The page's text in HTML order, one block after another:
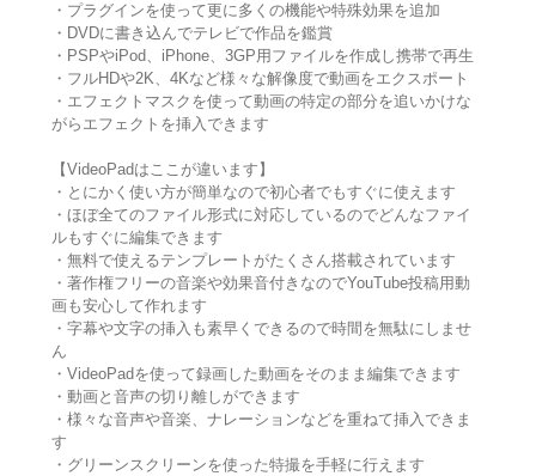
・プラグインを使って更に多くの機能や特殊効果を追加
・DVDに書き込んでテレビで作品を鑑賞
・PSPやiPod、iPhone、3GP用ファイルを作成し携帯で再生
・フルHDや2K、4Kなど様々な解像度で動画をエクスポート
・エフェクトマスクを使って動画の特定の部分を追いかけな
がらエフェクトを挿入できます
【VideoPadはここが違います】
・とにかく使い方が簡単なので初心者でもすぐに使えます
・ほぼ全てのファイル形式に対応しているのでどんなファイ
ルもすぐに編集できます
・無料で使えるテンプレートがたくさん搭載されています
・著作権フリーの音楽や効果音付きなのでYouTube投稿用動
画も安心して作れます
・字幕や文字の挿入も素早くできるので時間を無駄にしませ
ん
・VideoPadを使って録画した動画をそのまま編集できます
・動画と音声の切り離しができます
・様々な音声や音楽、ナレーションなどを重ねて挿入できま
す
・グリーンスクリーンを使った特撮を手軽に行えます